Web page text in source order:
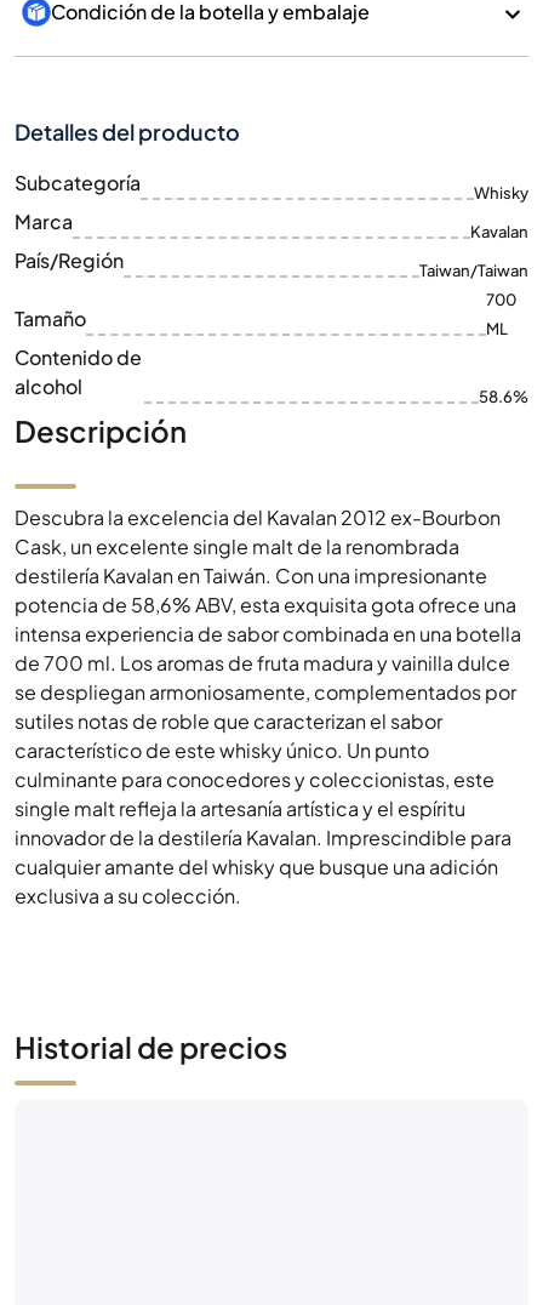
Condición de la botella y embalaje
Detalles del producto
Subcategoría Whisky
Marca Kavalan
País/Región Taiwan/Taiwan
Tamaño
700
ML
Contenido de
alcohol
58.6%
Descripción
Descubra la excelencia del Kavalan 2012 ex-Bourbon
Cask, un excelente single malt de la renombrada
destilería Kavalan en Taiwán. Con una impresionante
potencia de 58,6% ABV, esta exquisita gota ofrece una
intensa experiencia de sabor combinada en una botella
de 700 ml. Los aromas de fruta madura y vainilla dulce
se despliegan armoniosamente, complementados por
sutiles notas de roble que caracterizan el sabor
característico de este whisky único. Un punto
culminante para conocedores y coleccionistas, este
single malt refleja la artesanía artística y el espíritu
innovador de la destilería Kavalan. Imprescindible para
cualquier amante del whisky que busque una adición
exclusiva a su colección.
Historial de precios